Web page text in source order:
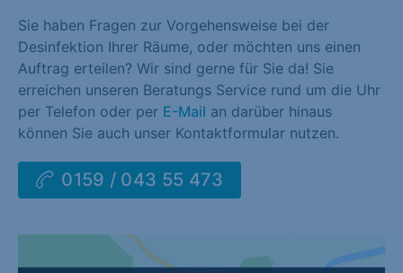
Sie haben Fragen zur Vorgehensweise bei der
Desinfektion Ihrer Räume, oder möchten uns einen
Auftrag erteilen? Wir sind gerne für Sie da! Sie
erreichen unseren Beratungs Service rund um die Uhr
per Telefon oder per E-Mail an darüber hinaus
können Sie auch unser Kontaktformular nutzen.
0159 / 043 55 473